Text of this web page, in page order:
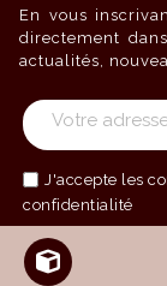
En vous
directement
actualités,
J'accepte les
confidentialité